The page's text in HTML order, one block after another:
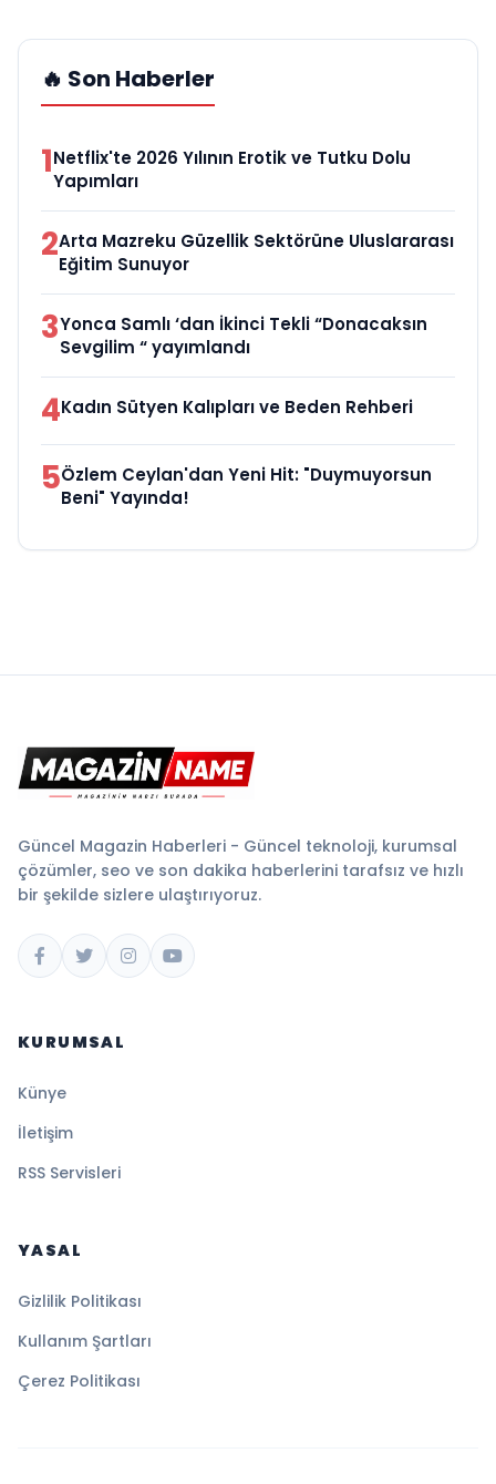
🔥 Son Haberler
1Netflix'te 2026 Yılının Erotik ve Tutku Dolu
Yapımları
2Arta Mazreku Güzellik Sektörüne Uluslararası
Eğitim Sunuyor
3Yonca Samlı ‘dan İkinci Tekli “Donacaksın
Sevgilim “ yayımlandı
4Kadın Sütyen Kalıpları ve Beden Rehberi
5Özlem Ceylan'dan Yeni Hit: "Duymuyorsun
Beni" Yayında!
Güncel Magazin Haberleri - Güncel teknoloji, kurumsal
çözümler, seo ve son dakika haberlerini tarafsız ve hızlı
bir şekilde sizlere ulaştırıyoruz.
KURUMSAL
Künye
İletişim
RSS Servisleri
YASAL
Gizlilik Politikası
Kullanım Şartları
Çerez Politikası